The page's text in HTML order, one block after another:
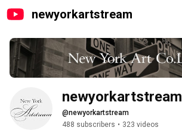
newyorkartstream
newyorkartstream
@newyorkartstream
488 subscribers • 323 videos